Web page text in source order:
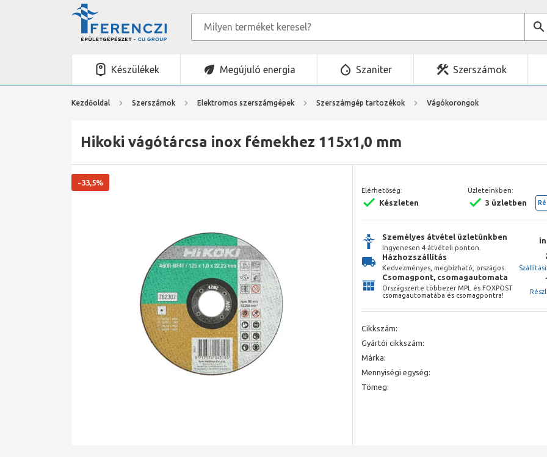
Készülékek Megújuló energia Szaniter Szerszámok
Kezdőoldal Szerszámok Elektromos szerszámgépek Szerszámgép tartozékok Vágókorongok
Hikoki vágótárcsa inox fémekhez 115x1,0 mm
-33,5%
Elérhetőség:
Készleten
Üzleteinkben:
3 üzletben
Személyes átvétel üzletünkben
Ingyenesen 4 átvételi ponton.
Házhozszállítás
Kedvezményes, megbízható, országos.
Csomagpont, csomagautomata
Országszerte többezer MPL és FOXPOST
csomagautomatába és csomagpontra!
Cikkszám:
Gyártói cikkszám:
Márka:
Mennyiségi egység:
Tömeg: